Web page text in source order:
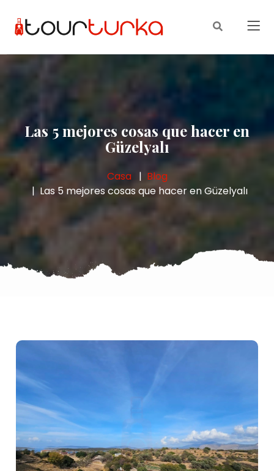
Las 5 mejores cosas que hacer en
Güzelyalı
Casa
Blog
Las 5 mejores cosas que hacer en Güzelyalı